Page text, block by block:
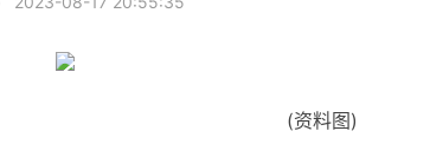
(资料图)